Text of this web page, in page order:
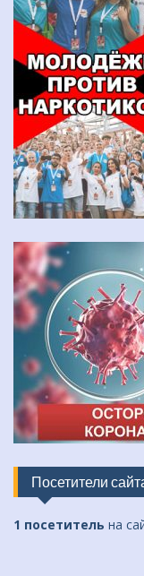
Посетители
1 посетитель на